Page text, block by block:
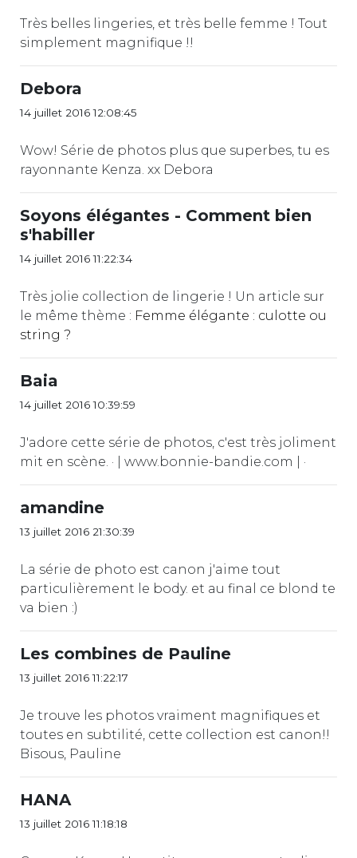
Très belles lingeries, et très belle femme ! Tout
simplement magnifique !!
Debora
14 juillet 2016 12:08:45
Wow! Série de photos plus que superbes, tu es
rayonnante Kenza. xx Debora
Soyons élégantes - Comment bien
s'habiller
14 juillet 2016 11:22:34
Très jolie collection de lingerie ! Un article sur
le même thème : Femme élégante : culotte ou
string ?
Baia
14 juillet 2016 10:39:59
J'adore cette série de photos, c'est très joliment
mit en scène. · | www.bonnie-bandie.com | ·
amandine
13 juillet 2016 21:30:39
La série de photo est canon j'aime tout
particulièrement le body. et au final ce blond te
va bien :)
Les combines de Pauline
13 juillet 2016 11:22:17
Je trouve les photos vraiment magnifiques et
toutes en subtilité, cette collection est canon!!
Bisous, Pauline
HANA
13 juillet 2016 11:18:18